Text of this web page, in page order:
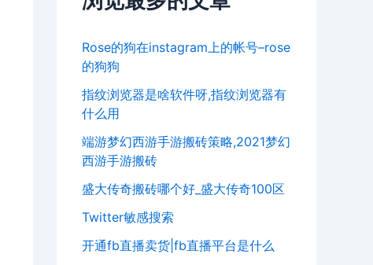
Rose的狗在instagram上的帐号–rose
的狗狗
指纹浏览器是啥软件呀,指纹浏览器有
什么用
端游梦幻西游手游搬砖策略,2021梦幻
西游手游搬砖
盛大传奇搬砖哪个好_盛大传奇100区
Twitter敏感搜索
开通fb直播卖货|fb直播平台是什么